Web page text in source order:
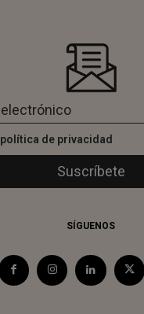
política de privacidad
SÍGUENOS